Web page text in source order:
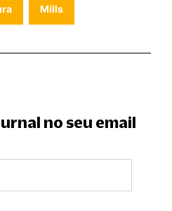
Mills
no seu email